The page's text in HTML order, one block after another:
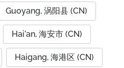
Guoyang, 涡阳县 (CN)
Hai'an, 海安市 (CN)
Haigang, 海港区 (CN)